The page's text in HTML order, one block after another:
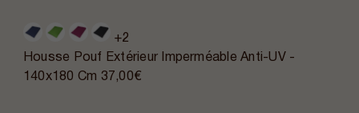
+2
Housse Pouf Extérieur Imperméable Anti-UV -
140x180 Cm 37,00€